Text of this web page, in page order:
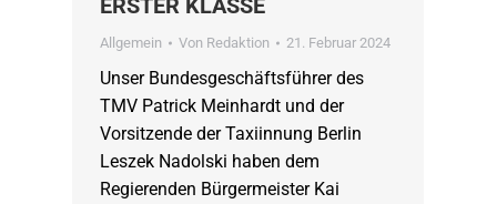
ERSTER KLASSE
Allgemein Von Redaktion 21. Februar 2024
Unser Bundesgeschäftsführer des
TMV Patrick Meinhardt und der
Vorsitzende der Taxiinnung Berlin
Leszek Nadolski haben dem
Regierenden Bürgermeister Kai